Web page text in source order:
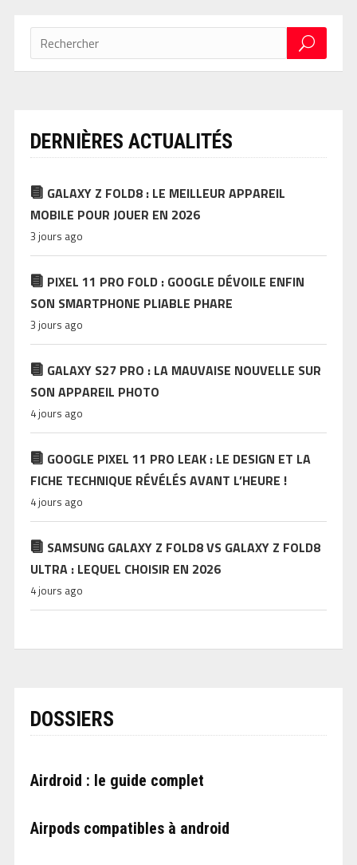
DERNIÈRES ACTUALITÉS
GALAXY Z FOLD8 : LE MEILLEUR APPAREIL
MOBILE POUR JOUER EN 2026
3 jours ago
PIXEL 11 PRO FOLD : GOOGLE DÉVOILE ENFIN
SON SMARTPHONE PLIABLE PHARE
3 jours ago
GALAXY S27 PRO : LA MAUVAISE NOUVELLE SUR
SON APPAREIL PHOTO
4 jours ago
GOOGLE PIXEL 11 PRO LEAK : LE DESIGN ET LA
FICHE TECHNIQUE RÉVÉLÉS AVANT L’HEURE !
4 jours ago
SAMSUNG GALAXY Z FOLD8 VS GALAXY Z FOLD8
ULTRA : LEQUEL CHOISIR EN 2026
4 jours ago
DOSSIERS
Airdroid : le guide complet
Airpods compatibles à android